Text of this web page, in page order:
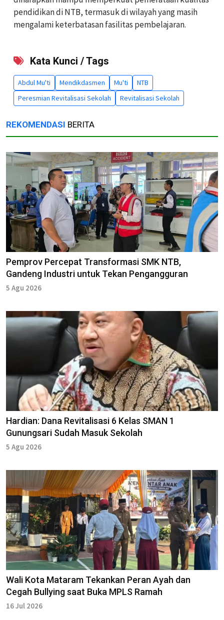
pendidikan di NTB, termasuk di wilayah yang masih
mengalami keterbatasan fasilitas pembelajaran.
Kata Kunci / Tags
Abdul Mu'ti Mendikdasmen Mu'ti
NTB
Peresmian Revitalisasi Sekolah
Revitalisasi Sekolah
REKOMENDASI BERITA
Pemprov Percepat Transformasi SMK NTB,
Gandeng Industri untuk Tekan Pengangguran
5 Agu 2026
Hardian: Dana Revitalisasi 6 Kelas SMAN 1
Gunungsari Sudah Masuk Sekolah
5 Agu 2026
Wali Kota Mataram Tekankan Peran Ayah dan
Cegah Bullying saat Buka MPLS Ramah
16 Jul 2026